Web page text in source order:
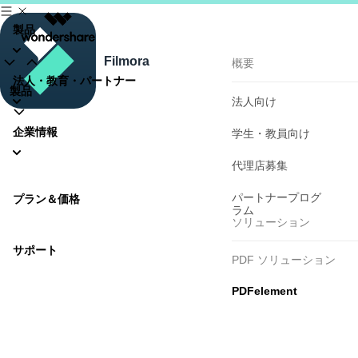
製品
法人・教育・パートナー
概要
法人向け
学生・教員向け
代理店募集
パートナープログ
ラム
ソリューション
PDF ソリューション
PDFelement
企業情報
プラン＆価格
サポート
Filmora
製品